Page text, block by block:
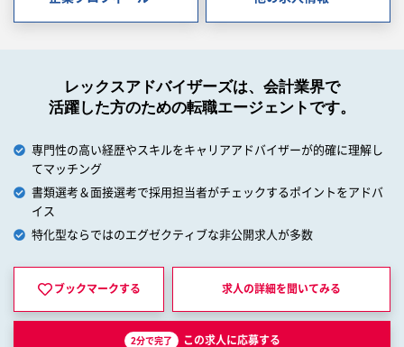
レックスアドバイザーズは、会計業界で
活躍した方のための転職エージェントです。
専門性の高い経歴やスキルをキャリアアドバイザーが的確に理解し
てマッチング
書類選考＆面接選考で採用担当者がチェックするポイントをアドバ
イス
特化型ならではのエグゼクティブな非公開求人が多数
ブックマークする 求人の詳細を聞いてみる
2分で完了 この求人に応募する